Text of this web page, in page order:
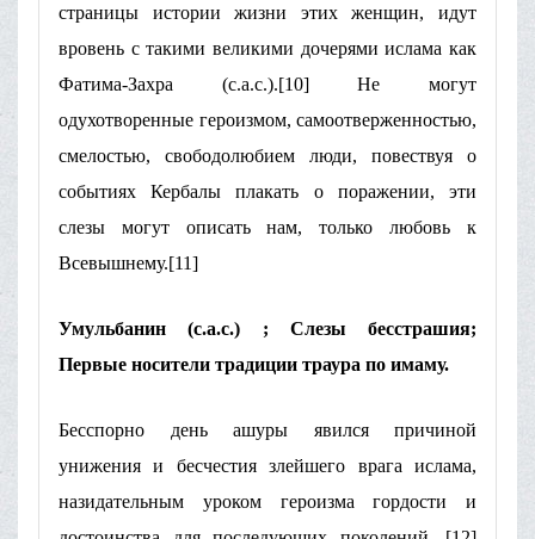
страницы истории жизни этих женщин, идут
вровень с такими великими дочерями ислама как
Фатима-Захра (с.а.с.).[10] Не могут
одухотворенные героизмом, самоотверженностью,
смелостью, свободолюбием люди, повествуя о
событиях Кербалы плакать о поражении, эти
слезы могут описать нам, только любовь к
Всевышнему.[11]
Умульбанин (с.а.с.) ; Слезы бесстрашия;
Первые носители традиции траура по имаму.
Бесспорно день ашуры явился причиной
унижения и бесчестия злейшего врага ислама,
назидательным уроком героизма гордости и